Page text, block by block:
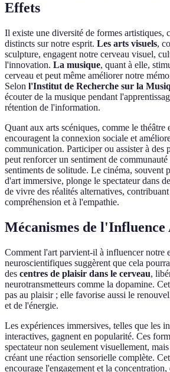
Effets
Il existe une diversité de formes artistiques,
distincts sur notre esprit. Les arts visuels,
sculpture, engagent notre cerveau visuel,
l'innovation. La musique, quant à elle,
cerveau et peut même améliorer notre
Selon l'Institut de Recherche sur la
écouter de la musique pendant
rétention de l'information.
Quant aux arts scéniques, comme le théâtre
encouragent la connexion sociale et
communication. Participer ou assister à des
peut renforcer un sentiment de
sentiments de solitude. Le cinéma, souvent
d'art immersive, plonge le spectateur dans
de vivre des réalités alternatives,
compréhension et à l'empathie.
Mécanismes de
Comment l'art parvient-il à influencer notre
neuroscientifiques suggèrent que cela
des centres de plaisir dans le cerveau,
neurotransmetteurs comme la dopamine.
pas au plaisir ; elle favorise aussi le
et de l'énergie.
Les expériences immersives, telles que les
interactives, gagnent en popularité. Ces
spectateur non seulement visuellement,
créant une réaction sensorielle complète.
encourage l'engagement et la concentration,